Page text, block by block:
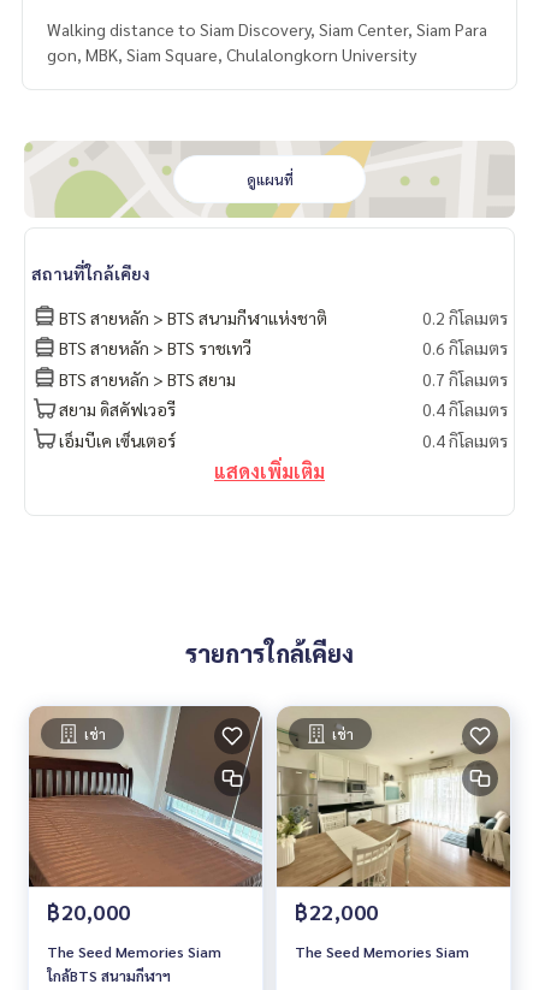
Walking distance to Siam Discovery, Siam Center, Siam Para
gon, MBK, Siam Square, Chulalongkorn University
ดูแผนที่
สถานที่ใกล้เคียง
BTS สายหลัก > BTS สนามกีฬาแห่งชาติ
0.2 กิโลเมตร
BTS สายหลัก > BTS ราชเทวี
0.6 กิโลเมตร
BTS สายหลัก > BTS สยาม
0.7 กิโลเมตร
สยาม ดิสคัฟเวอรี
0.4 กิโลเมตร
เอ็มบีเค เซ็นเตอร์
0.4 กิโลเมตร
แสดงเพิ่มเติม
รายการใกล้เคียง
เช่า
฿20,000
The Seed Memories Siam
ใกล้BTS สนามกีฬาฯ
เช่า
฿22,000
The Seed Memories Siam